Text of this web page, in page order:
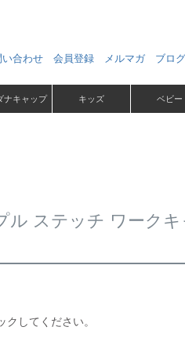
い合わせ 会員登録 メルマガ ブログ
ナキャップ キッズ ベビー
ル ステッチ ワーク
してください。